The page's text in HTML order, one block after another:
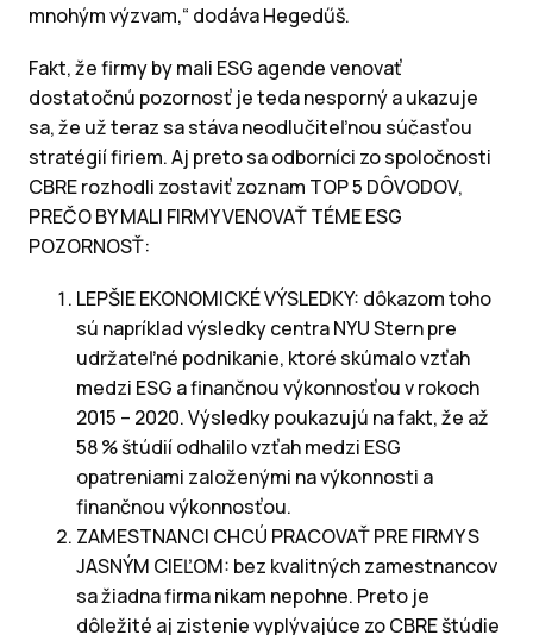
mnohým výzvam,“ dodáva Hegedűš.
Fakt, že firmy by mali ESG agende venovať
dostatočnú pozornosť je teda nesporný a ukazuje
sa, že už teraz sa stáva neodlučiteľnou súčasťou
stratégií firiem. Aj preto sa odborníci zo spoločnosti
CBRE rozhodli zostaviť zoznam TOP 5 DÔVODOV,
PREČO BY MALI FIRMY VENOVAŤ TÉME ESG
POZORNOSŤ:
LEPŠIE EKONOMICKÉ VÝSLEDKY: dôkazom toho
sú napríklad výsledky centra NYU Stern pre
udržateľné podnikanie, ktoré skúmalo vzťah
medzi ESG a finančnou výkonnosťou v rokoch
2015 – 2020. Výsledky poukazujú na fakt, že až
58 % štúdií odhalilo vzťah medzi ESG
opatreniami založenými na výkonnosti a
finančnou výkonnosťou.
ZAMESTNANCI CHCÚ PRACOVAŤ PRE FIRMY S
JASNÝM CIEĽOM: bez kvalitných zamestnancov
sa žiadna firma nikam nepohne. Preto je
dôležité aj zistenie vyplývajúce zo CBRE štúdie